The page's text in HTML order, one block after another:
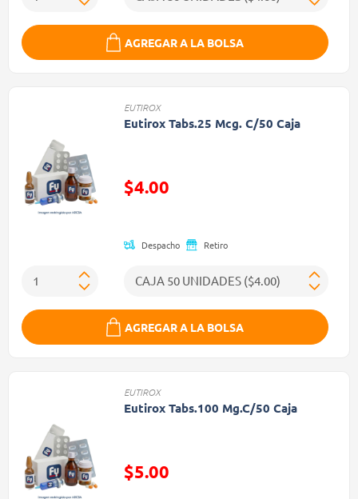
AGREGAR A LA BOLSA
EUTIROX
Eutirox Tabs.25 Mcg. C/50 Caja
Precio reducido de
$4.00
Despacho Retiro
AGREGAR A LA BOLSA
EUTIROX
Eutirox Tabs.100 Mg.C/50 Caja
Precio reducido de
$5.00